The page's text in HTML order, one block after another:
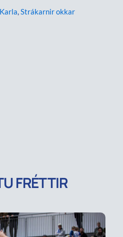
,Strákarnir okkar
FRÉTTIR